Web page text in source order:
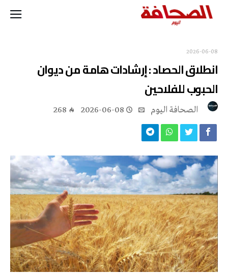
2026-06-08
انطلاق الحصاد : إرشادات هامة من ديوان
الحبوب للفلاحين
2026-06-08
268